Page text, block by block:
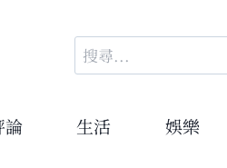
搜
尋
鍵
論 生活 娛樂